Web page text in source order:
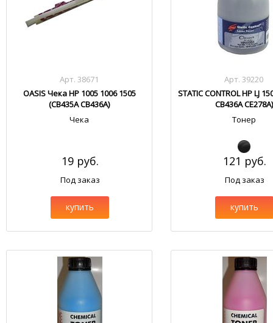
Арт. 38671
OASIS Чека HP 1005 1006 1505
(CB435A CB436A)
Чека
19 руб.
Под заказ
купить
Арт. 39220
STATIC CONTROL HP LJ
CB436A CE278A)
Тонер
121 руб.
Под заказ
купить